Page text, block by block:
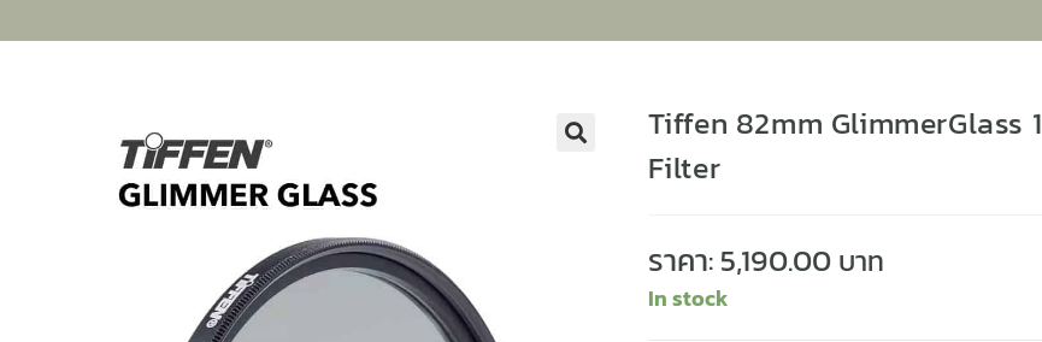
Tiffen 82mm GlimmerGlass 1
Filter
ราคา:5,190.00
In stock